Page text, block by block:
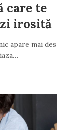
care te
irosită
apare mai des